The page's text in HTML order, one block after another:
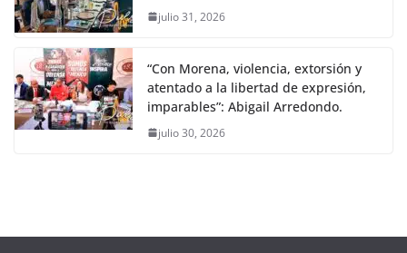
julio 31, 2026
“Con Morena, violencia, extorsión y
atentado a la libertad de expresión,
imparables”: Abigail Arredondo.
julio 30, 2026